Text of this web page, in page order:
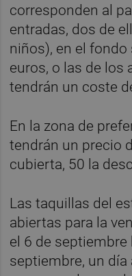
corresponden al
entradas, dos de
niños), en el fondo
euros, o las de los
tendrán un coste
En la zona de
tendrán un precio
cubierta, 50 la
Las taquillas del
abiertas para la
el 6 de septiembre
septiembre, un